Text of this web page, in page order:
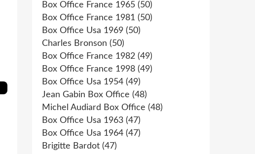
Box Office France 1965 (50)
Box Office France 1981 (50)
Box Office Usa 1969 (50)
Charles Bronson (50)
Box Office France 1982 (49)
Box Office France 1998 (49)
Box Office Usa 1954 (49)
Jean Gabin Box Office (48)
Michel Audiard Box Office (48)
Box Office Usa 1963 (47)
Box Office Usa 1964 (47)
Brigitte Bardot (47)